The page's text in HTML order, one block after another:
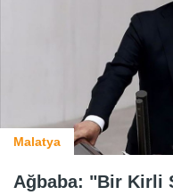
Malatya
Ağbaba: "Bir Kirli